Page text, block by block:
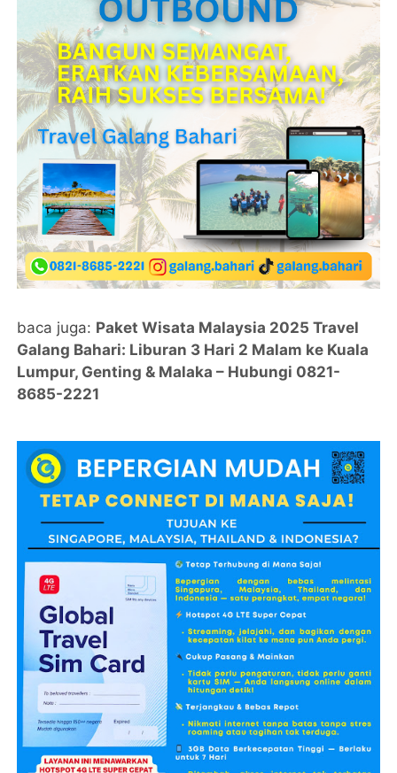
baca juga: Paket Wisata Malaysia 2025 Travel
Galang Bahari: Liburan 3 Hari 2 Malam ke Kuala
Lumpur, Genting & Malaka – Hubungi 0821-
8685-2221